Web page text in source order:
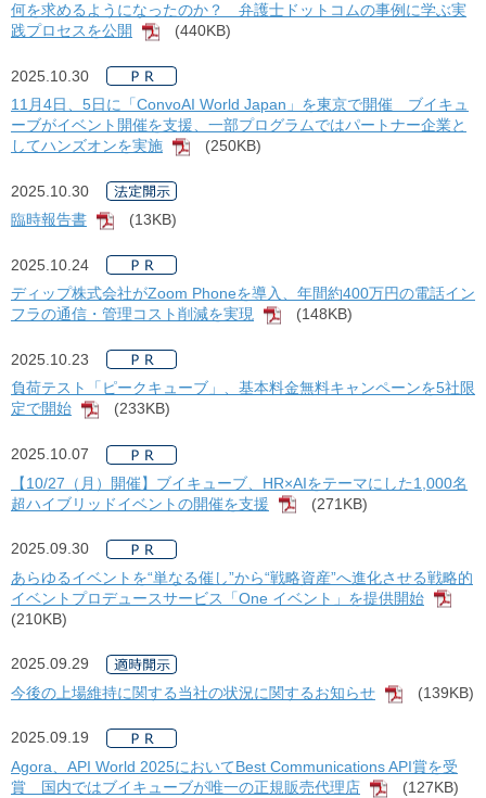
何を求めるようになったのか？ 弁護士ドットコムの事例に学ぶ実
践プロセスを公開
[PDF]
(440KB)
2025.10.30
11月4日、5日に「ConvoAI World Japan」を東京で開催 ブイキュ
ーブがイベント開催を支援、一部プログラムではパートナー企業と
してハンズオンを実施
[PDF]
(250KB)
2025.10.30
臨時報告書
[PDF]
(13KB)
2025.10.24
ディップ株式会社がZoom Phoneを導入、年間約400万円の電話イン
フラの通信・管理コスト削減を実現
[PDF]
(148KB)
2025.10.23
負荷テスト「ピークキューブ」、基本料金無料キャンペーンを5社限
定で開始
[PDF]
(233KB)
2025.10.07
【10/27（月）開催】ブイキューブ、HR×AIをテーマにした1,000名
超ハイブリッドイベントの開催を支援
[PDF]
(271KB)
2025.09.30
あらゆるイベントを“単なる催し”から“戦略資産”へ進化させる戦略的
イベントプロデュースサービス「One イベント」を提供開始
(210KB)
2025.09.29
今後の上場維持に関する当社の状況に関するお知らせ
[PDF]
(139KB)
2025.09.19
Agora、API World 2025においてBest Communications API賞を受
賞 国内ではブイキューブが唯一の正規販売代理店
[PDF]
(127KB)